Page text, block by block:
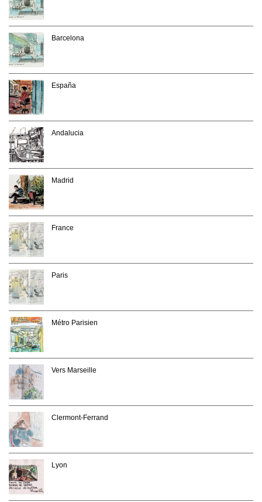
Barcelona
España
Andalucia
Madrid
France
Paris
Métro Parisien
Vers Marseille
Clermont-Ferrand
Lyon